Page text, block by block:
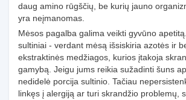
daug amino rūgščių, be kurių jauno
yra neįmanomas.
Mėsos pagalba galima veikti gyvūno
sultiniai - verdant mėsą išsiskiria azotės ir
ekstraktinės medžiagos, kurios įtakoja
gamybą. Jeigu jums reikia sužadinti šuns
nedidelė porcija sultinio. Tačiau
linkęs į alergiją ar turi skrandžio problemų,